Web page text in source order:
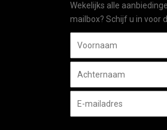
Wekelijks alle
mailbox? Schijf u in voor